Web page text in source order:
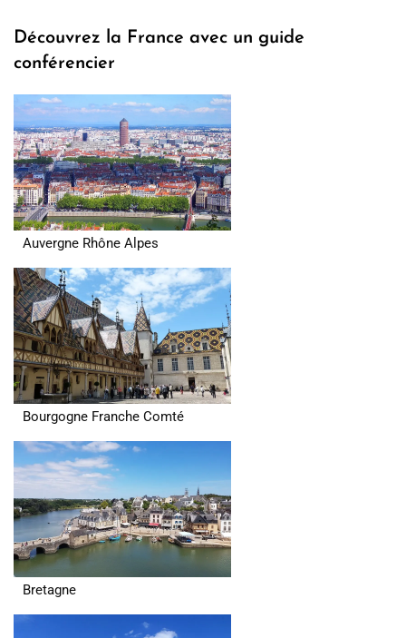
Découvrez la France avec un guide
conférencier
Auvergne Rhône Alpes
Bourgogne Franche Comté
Bretagne